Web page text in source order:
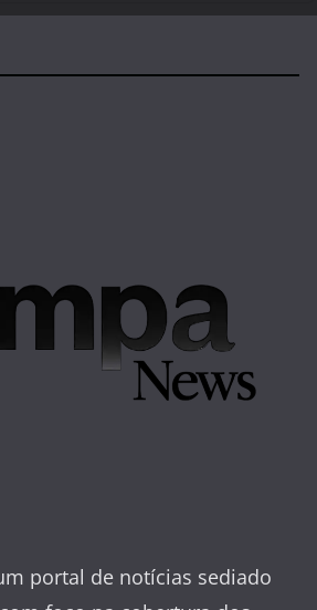
portal de notícias sediado